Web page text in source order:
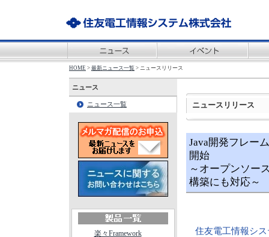
HOME > 最新ニュース一覧 > ニュースリリース
ニュース
ニュース一覧
楽々Framework
ニュースリリース
Java開発フレー
開始
～オープンソー
構築にも対応～
住友電工情報シス